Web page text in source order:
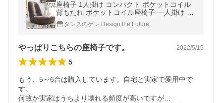
座椅子 1人掛け コンパクト ポケットコイル
背もたれ ポケットコイル座椅子 一人掛け フ
ロアチェア リビング 一人暮らし 座いす おし
ゃれタンスのゲン Design the Future
やっぱりこちらの座椅子です。 2022/5/19
5
もう、5～6台は購入しています。自宅と実家で愛用中で
す。
何故か実家はうちより壊れる頻度が高いですが…